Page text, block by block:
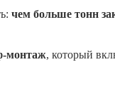
чем больше тонн
монтаж, который